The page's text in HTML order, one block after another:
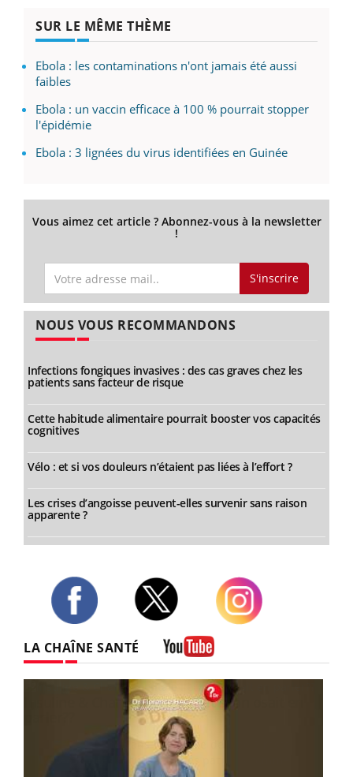
SUR LE MÊME THÈME
Ebola : les contaminations n'ont jamais été aussi
faibles
Ebola : un vaccin efficace à 100 % pourrait stopper
l'épidémie
Ebola : 3 lignées du virus identifiées en Guinée
Vous aimez cet article ? Abonnez-vous à la newsletter
!
S'inscrire
NOUS VOUS RECOMMANDONS
Infections fongiques invasives : des cas graves chez les
patients sans facteur de risque
Cette habitude alimentaire pourrait booster vos capacités
cognitives
Vélo : et si vos douleurs n’étaient pas liées à l’effort ?
Les crises d’angoisse peuvent-elles survenir sans raison
apparente ?
LA CHAÎNE SANTÉ